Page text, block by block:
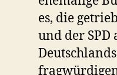
es, die
und der